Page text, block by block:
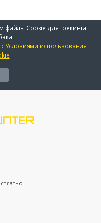
Cookie для трекинга
сУсловиями использования